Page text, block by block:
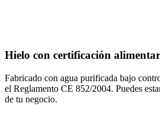
Hielo con certificación
Fabricado con agua purificada bajo
el Reglamento CE 852/2004. Puedes
de tu negocio.